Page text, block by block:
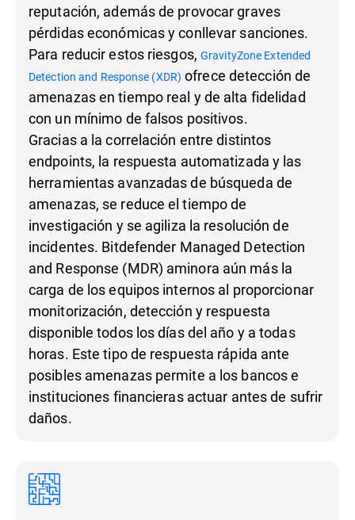
reputación, además de provocar graves
pérdidas económicas y conllevar sanciones.
Para reducir estos riesgos,GravityZone Extended
Detection and Response (XDR) ofrece detección de
amenazas en tiempo real y de alta fidelidad
con un mínimo de falsos positivos.
Gracias a la correlación entre distintos
endpoints, la respuesta automatizada y las
herramientas avanzadas de búsqueda de
amenazas, se reduce el tiempo de
investigación y se agiliza la resolución de
incidentes. Bitdefender Managed Detection
and Response (MDR) aminora aún más la
carga de los equipos internos al proporcionar
monitorización, detección y respuesta
disponible todos los días del año y a todas
horas. Este tipo de respuesta rápida ante
posibles amenazas permite a los bancos e
instituciones financieras actuar antes de sufrir
daños.